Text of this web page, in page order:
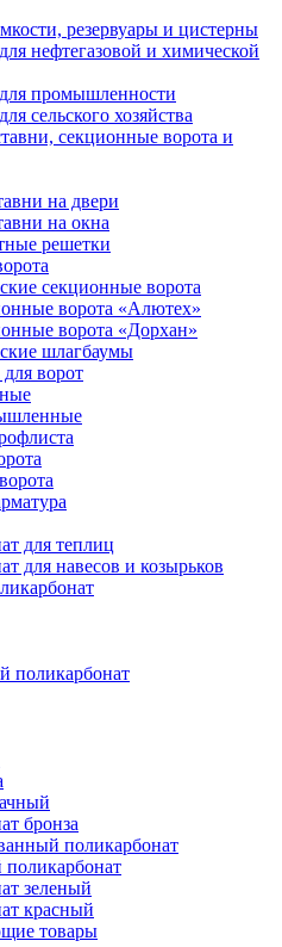
резервуары и цистерны
нефтегазовой и химической
промышленности
сельского хозяйства
секционные ворота и
на двери
на окна
решетки
секционные ворота
ворота «Алютех»
ворота «Дорхан»
шлагбаумы
ворот
для теплиц
для навесов и козырьков
поликарбонат
бронза
поликарбонат
зеленый
красный
товары